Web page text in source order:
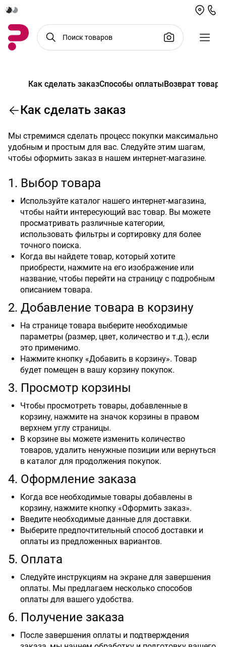
Как сделать заказСпособы оплатыВозврат товара
Как сделать заказ
Мы стремимся сделать процесс покупки максимально
удобным и простым для вас. Следуйте этим шагам,
чтобы оформить заказ в нашем интернет-магазине.
1. Выбор товара
Используйте каталог нашего интернет-магазина,
чтобы найти интересующий вас товар. Вы можете
просматривать различные категории,
использовать фильтры и сортировку для более
точного поиска.
Когда вы найдете товар, который хотите
приобрести, нажмите на его изображение или
название, чтобы перейти на страницу с подробным
описанием товара.
2. Добавление товара в корзину
На странице товара выберите необходимые
параметры (размер, цвет, количество и т.д.), если
это применимо.
Нажмите кнопку «Добавить в корзину». Товар
будет помещен в вашу корзину покупок.
3. Просмотр корзины
Чтобы просмотреть товары, добавленные в
корзину, нажмите на значок корзины в правом
верхнем углу страницы.
В корзине вы можете изменить количество
товаров, удалить ненужные позиции или вернуться
в каталог для продолжения покупок.
4. Оформление заказа
Когда все необходимые товары добавлены в
корзину, нажмите кнопку «Оформить заказ».
Введите необходимые данные для доставки.
Выберите предпочтительный способ доставки и
оплаты из предложенных вариантов.
5. Оплата
Следуйте инструкциям на экране для завершения
оплаты. Мы предлагаем несколько способов
оплаты для вашего удобства.
6. Получение заказа
После завершения оплаты и подтверждения